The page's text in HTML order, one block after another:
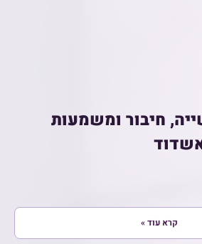
חיבור ומשמעות
קרא עוד »